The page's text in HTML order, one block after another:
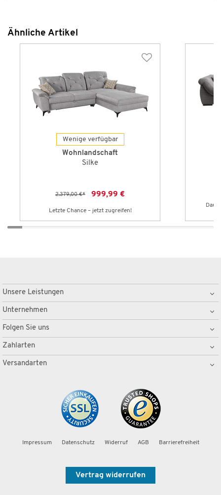
Ähnliche Artikel
Wenige verfügbar
Wohnlandschaft
Silke
2.379,00 €* 999,99 €
Letzte Chance – jetzt zugreifen!
Unsere Leistungen
Unternehmen
Folgen Sie uns
Zahlarten
Versandarten
Impressum Datenschutz Widerruf AGB Barrierefreiheit
Vertrag widerrufen